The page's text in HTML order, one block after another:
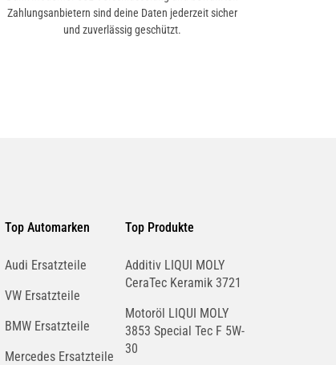
Zahlungsanbietern sind deine Daten jederzeit sicher
und zuverlässig geschützt.
Top Automarken
Audi Ersatzteile
VW Ersatzteile
BMW Ersatzteile
Mercedes Ersatzteile
Top Produkte
Additiv LIQUI MOLY
CeraTec Keramik 3721
Motoröl LIQUI MOLY
3853 Special Tec F 5W-
30